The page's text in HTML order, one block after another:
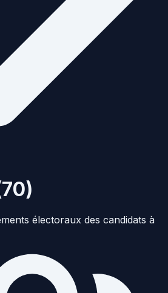
70)
électoraux des candidats à